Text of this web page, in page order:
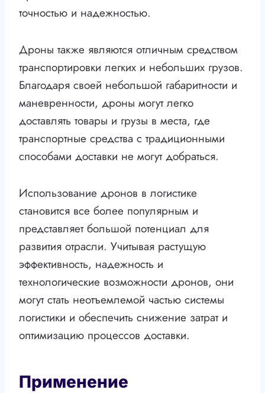
точностью и надежностью.
Дроны также являются отличным средством
транспортировки легких и небольших грузов.
Благодаря своей небольшой габаритности и
маневренности, дроны могут легко
доставлять товары и грузы в места, где
транспортные средства с традиционными
способами доставки не могут добраться.
Использование дронов в логистике
становится все более популярным и
представляет большой потенциал для
развития отрасли. Учитывая растущую
эффективность, надежность и
технологические возможности дронов, они
могут стать неотъемлемой частью системы
логистики и обеспечить снижение затрат и
оптимизацию процессов доставки.
Применение